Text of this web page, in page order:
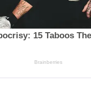
15 Taboos
Brainberries